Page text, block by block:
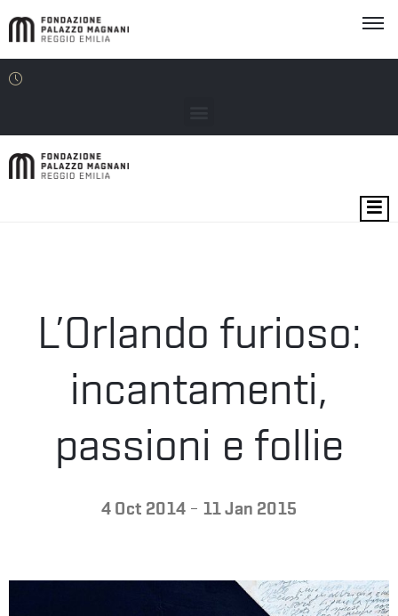
FOUNDATION
L’Orlando furioso:
incantamenti,
passioni e follie
4 Oct 2014 - 11 Jan 2015